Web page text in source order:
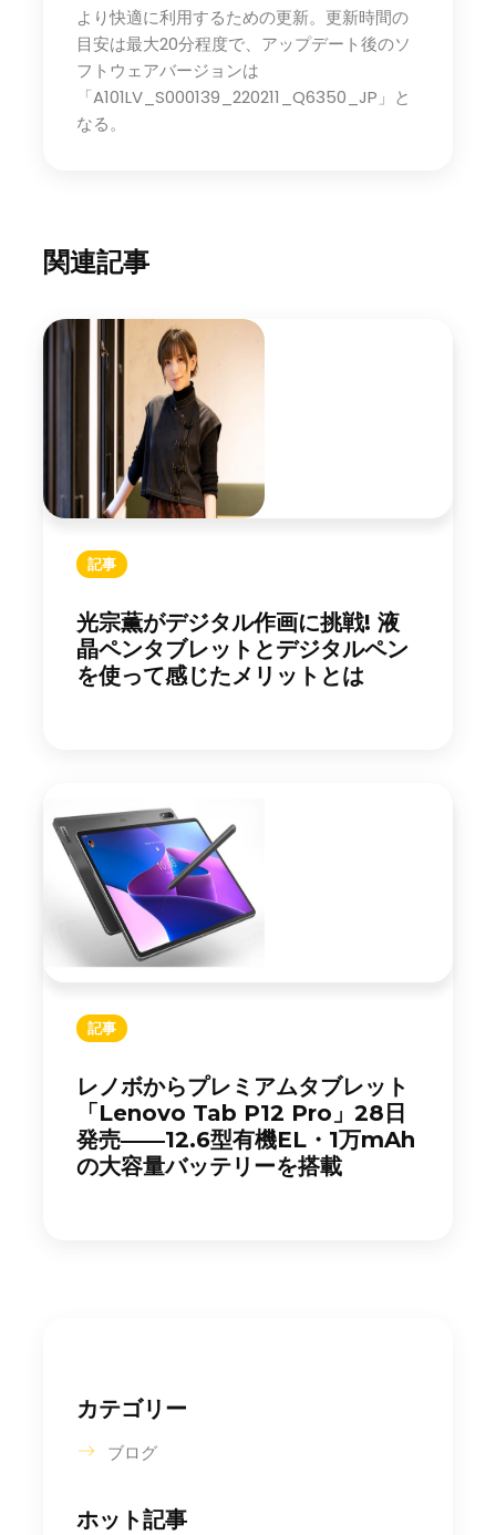
より快適に利用するための更新。更新時間の
目安は最大20分程度で、アップデート後のソ
フトウェアバージョンは
「A101LV_S000139_220211_Q6350_JP」と
なる。
関連記事
記事
光宗薫がデジタル作画に挑戦! 液
晶ペンタブレットとデジタルペン
を使って感じたメリットとは
記事
レノボからプレミアムタブレット
「Lenovo Tab P12 Pro」28日
発売――12.6型有機EL・1万mAh
の大容量バッテリーを搭載
カテゴリー
ブログ
ホット記事